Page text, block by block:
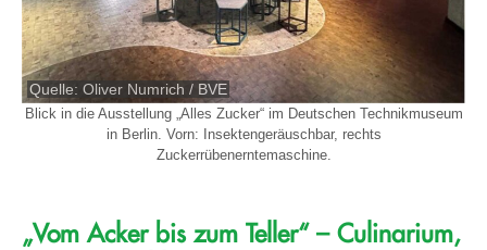
Quelle: Oliver Numrich / BVE
Blick in die Ausstellung „Alles Zucker“ im Deutschen Technikmuseum
in Berlin. Vorn: Insektengeräuschbar, rechts
Zuckerrübenerntemaschine.
„Vom Acker bis zum Teller“ – Culinarium,